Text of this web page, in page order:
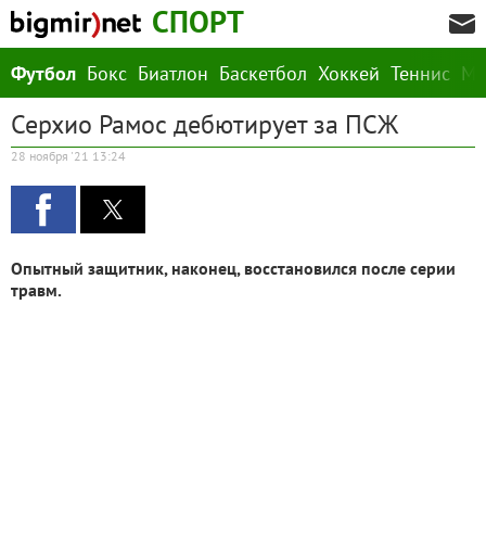
СПОРТ
Футбол Бокс Биатлон Баскетбол Хоккей Теннис
Серхио Рамос дебютирует за ПСЖ
28 ноября '21 13:24
Опытный защитник, наконец, восстановился после серии
травм.